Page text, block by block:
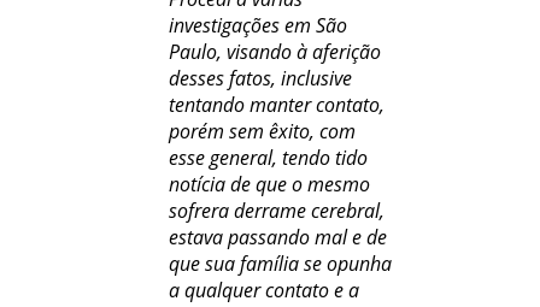
investigações em São
Paulo, visando à aferição
desses fatos, inclusive
tentando manter contato,
porém sem êxito, com
esse general, tendo tido
notícia de que o mesmo
sofrera derrame cerebral,
estava passando mal e de
que sua família se opunha
a qualquer contato e a